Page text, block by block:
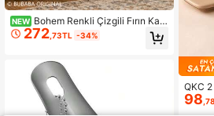
NEW Bohem Renkli Çizgili Fırın Kap
ağı Örtüsü, Toz Geçirmez Saklama
Perdesi Fırın Kapağı Örtüsü, Fırfırlı K
üsü, 76*54cm, %100 Polyester
272,73TL -34%
QKC
98